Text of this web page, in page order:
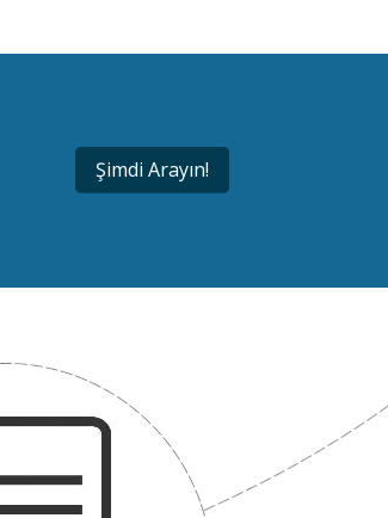
Şimdi Arayın!